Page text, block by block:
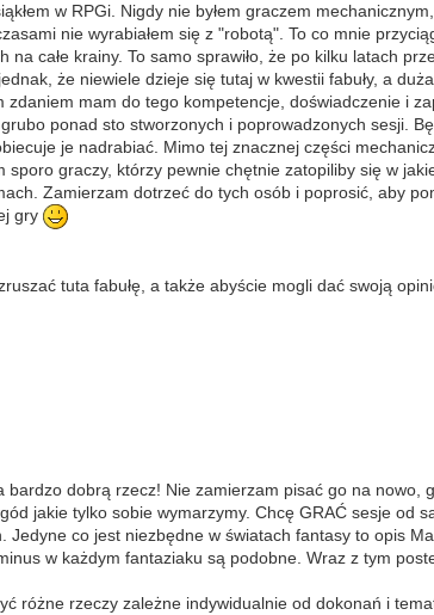
w RPGi. Nigdy nie byłem graczem
nie wyrabiałem się z "robotą". To co mnie
całe krainy. To samo sprawiło, że po kilku latach
że niewiele dzieje się tutaj w kwestii fabuły, a
mam do tego kompetencje, doświadczenie i
ponad sto stworzonych i poprowadzonych sesji.
je nadrabiać. Mimo tej znacznej części
graczy, którzy pewnie chętnie zatopiliby się w
Zamierzam dotrzeć do tych osób i poprosić, aby
gry
tuta fabułę, a także abyście mogli dać swoją
dobrą rzecz! Nie zamierzam pisać go na nowo,
jakie tylko sobie wymarzymy. Chcę GRAĆ sesje od
co jest niezbędne w światach fantasy to opis
w każdym fantaziaku są podobne. Wraz z tym
różne rzeczy zależne indywidualnie od dokonań i